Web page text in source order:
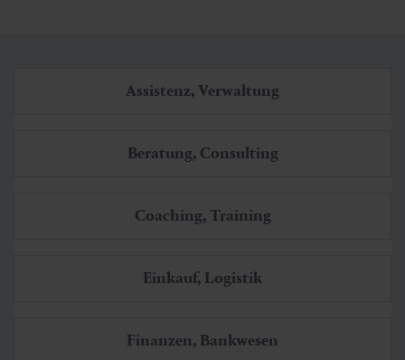
Assistenz, Verwaltung
Beratung, Consulting
Coaching, Training
Einkauf, Logistik
Finanzen, Bankwesen